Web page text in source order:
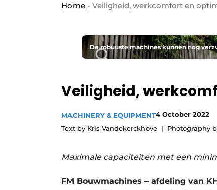
Home - Veiligheid, werkcomfort en
De robuuste machines kunnen nog
Veiligheid,
MACHINERY & EQUIPMENT4 October 2022
Text by Kris Vandekerckhove
Photography
Maximale capaciteiten met een
FM Bouwmachines – afdeling van